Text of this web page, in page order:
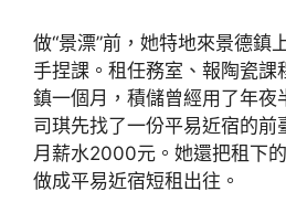
做“景漂”前，她特地來景德鎮
手捏課。租任務室、報陶瓷
鎮一個月，積儲曾經用了年夜
司琪先找了一份平易近宿的前
月薪水2000元。她還把租下
做成平易近宿短租出往。